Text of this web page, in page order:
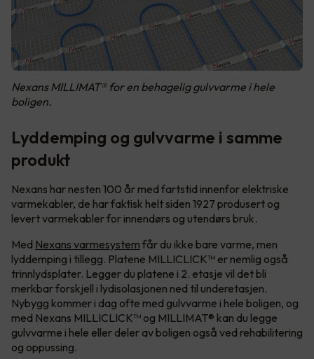
Nexans MILLIMAT® for en behagelig gulvvarme i hele
boligen.
Lyddemping og gulvvarme i samme
produkt
Nexans har nesten 100 år med fartstid innenfor elektriske
varmekabler, de har faktisk helt siden 1927 produsert og
levert varmekabler for innendørs og utendørs bruk.
Med Nexans varmesystem får du ikke bare varme, men
lyddemping i tillegg. Platene MILLICLICK™ er nemlig også
trinnlydsplater. Legger du platene i 2. etasje vil det bli
merkbar forskjell i lydisolasjonen ned til underetasjen.
Nybygg kommer i dag ofte med gulvvarme i hele boligen, og
med Nexans MILLICLICK™ og MILLIMAT® kan du legge
gulvvarme i hele eller deler av boligen også ved rehabilitering
og oppussing.